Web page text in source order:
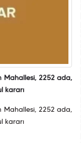
Mahallesi, 2252 ada,
kararı
Mahallesi, 2252 ada,
kararı